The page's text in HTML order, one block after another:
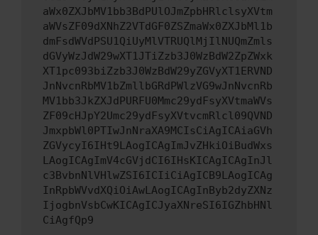
aWx0ZXJbMV1bb3BdPUlOJmZpbHRlclsyXVtm
aWVsZF09dXNhZ2VTdGF0ZSZmaWx0ZXJbMl1b
dmFsdWVdPSU1QiUyMlVTRUQlMjIlNUQmZmls
dGVyWzJdW29wXT1JTiZzb3J0WzBdW2ZpZWxk
XT1pc093biZzb3J0WzBdW29yZGVyXT1ERVND
JnNvcnRbMV1bZmllbGRdPWlzVG9wJnNvcnRb
MV1bb3JkZXJdPURFU0Mmc29ydFsyXVtmaWVs
ZF09cHJpY2Umc29ydFsyXVtvcmRlcl09QVND
JmxpbWl0PTIwJnNraXA9MCIsCiAgICAiaGVh
ZGVycyI6IHt9LAogICAgImJvZHkiOiBudWxs
LAogICAgImV4cGVjdCI6IHsKICAgICAgInJl
c3BvbnNlVHlwZSI6ICIiCiAgICB9LAogICAg
InRpbWVvdXQiOiAwLAogICAgInByb2dyZXNz
IjogbnVsbCwKICAgICJyaXNreSI6IGZhbHNl
CiAgfQp9